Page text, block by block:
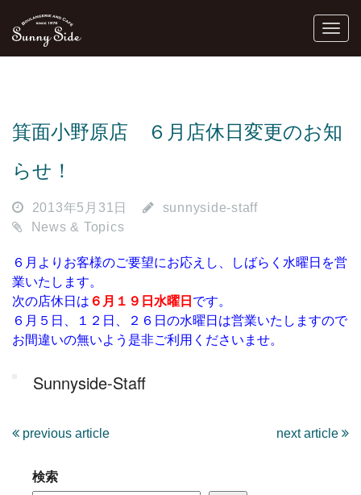
箕面小野原店 ６月店休日変更のお知
らせ！
2013年5月31日
sunnyside-staff
News & Topics
６月よりお客様のご要望にお応えし、しばらく水曜日を営
業いたします。
次の店休日は ６月１９日水曜日 です。
６月５日、１２日、２６日の水曜日は営業いたしますので
お間違いの無いよう是非ご利用くださいませ。
Sunnyside-Staff
previous article next article
検索